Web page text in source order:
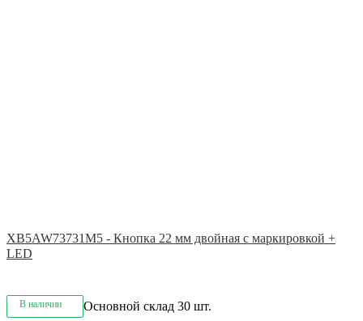
XB5AW73731M5 - Кнопка 22 мм двойная с маркировкой +
LED
В наличии Основной склад 30 шт.